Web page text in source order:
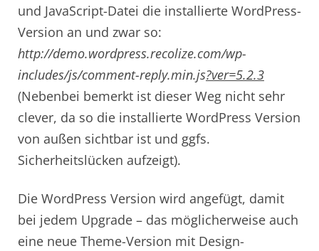
und JavaScript-Datei die installierte WordPress-
Version an und zwar so:
http://demo.wordpress.recolize.com/wp-
includes/js/comment-reply.min.js?ver=5.2.3
(Nebenbei bemerkt ist dieser Weg nicht sehr
clever, da so die installierte WordPress Version
von außen sichtbar ist und ggfs.
Sicherheitslücken aufzeigt).
Die WordPress Version wird angefügt, damit
bei jedem Upgrade – das möglicherweise auch
eine neue Theme-Version mit Design-